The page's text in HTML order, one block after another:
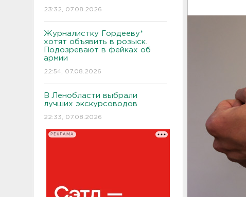
23:32, 07.08.2026
Журналистку Гордееву*
хотят объявить в розыск.
Подозревают в фейках об
армии
22:54, 07.08.2026
В Ленобласти выбрали
лучших экскурсоводов
22:33, 07.08.2026
РЕКЛАМА